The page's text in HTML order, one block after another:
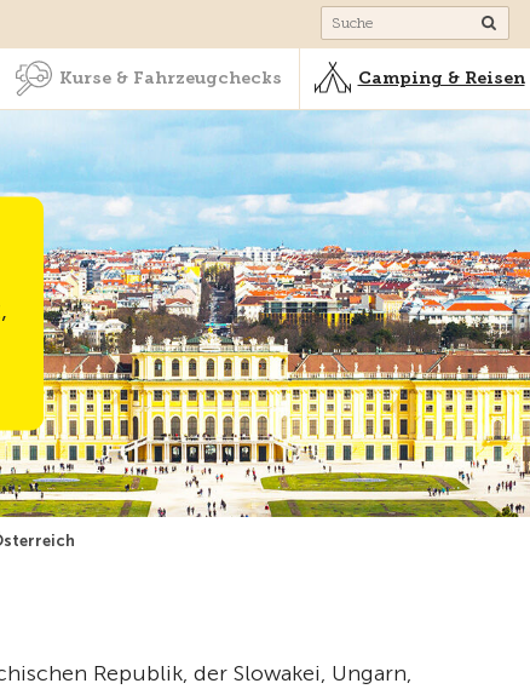
Kurse & Fahrzeugchecks Camping & Reisen
Kurse & Fahrzeugchecks Camping & Reisen
Republik, der Slowakei, Ungarn,